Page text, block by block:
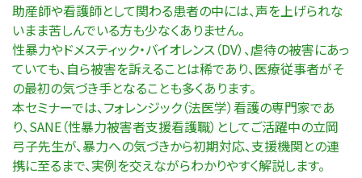
助産師や看護師として関わる患者の中には、声を上げられな
いまま苦しんでいる方も少なくありません。
性暴力やドメスティック・バイオレンス（DV）、虐待の被害にあっ
ていても、自ら被害を訴えることは稀であり、医療従事者がそ
の最初の気づき手となることも多くあります。
本セミナーでは、フォレンジック（法医学）看護の専門家であ
り、SANE（性暴力被害者支援看護職）としてご活躍中の立岡
弓子先生が、暴力への気づきから初期対応、支援機関との連
携に至るまで、実例を交えながらわかりやすく解説します。